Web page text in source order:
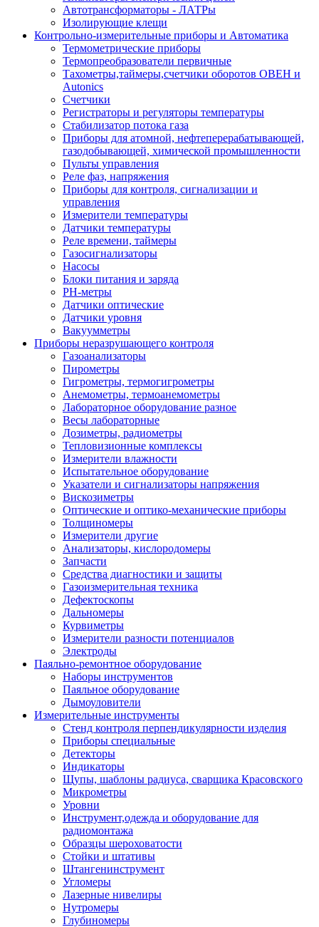
Автотрансформаторы - ЛАТРы
Изолирующие клещи
Контрольно-измерительные приборы и Автоматика
Термометрические приборы
Термопреобразователи первичные
Тахометры,таймеры,счетчики оборотов ОВЕН и
Autonics
Счетчики
Регистраторы и регуляторы температуры
Стабилизатор потока газа
Приборы для атомной, нефтеперерабатывающей,
газодобывающей, химической промышленности
Пульты управления
Реле фаз, напряжения
Приборы для контроля, сигнализации и
управления
Измерители температуры
Датчики температуры
Реле времени, таймеры
Газосигнализаторы
Насосы
Блоки питания и заряда
PH-метры
Датчики оптические
Датчики уровня
Вакуумметры
Приборы неразрушающего контроля
Газоанализаторы
Пирометры
Гигрометры, термогигрометры
Анемометры, термоанемометры
Лабораторное оборудование разное
Весы лабораторные
Дозиметры, радиометры
Тепловизионные комплексы
Измерители влажности
Испытательное оборудование
Указатели и сигнализаторы напряжения
Вискозиметры
Оптические и оптико-механические приборы
Толщиномеры
Измерители другие
Анализаторы, кислородомеры
Запчасти
Средства диагностики и защиты
Газоизмерительная техника
Дефектоскопы
Дальномеры
Курвиметры
Измерители разности потенциалов
Электроды
Паяльно-ремонтное оборудование
Наборы инструментов
Паяльное оборудование
Дымоуловители
Измерительные инструменты
Стенд контроля перпендикулярности изделия
Приборы специальные
Детекторы
Индикаторы
Щупы, шаблоны радиуса, сварщика Красовского
Микрометры
Уровни
Инструмент,одежда и оборудование для
радиомонтажа
Образцы шероховатости
Стойки и штативы
Штангенинструмент
Угломеры
Лазерные нивелиры
Нутромеры
Глубиномеры